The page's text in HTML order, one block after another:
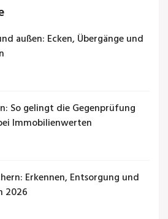
außen: Ecken, Übergänge und
So gelingt die Gegenprüfung
Immobilienwerten
Erkennen, Entsorgung und
2026